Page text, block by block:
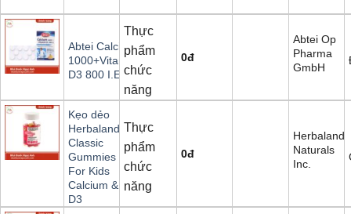
Abtei Calcium
1000+Vitamin
D3 800 I.E.
Thực
phẩm
chức
năng
0đ
Abtei Op
Pharma
GmbH
Kẹo dẻo
Herbaland
Classic
Gummies
For Kids
Calcium &
D3
Thực
phẩm
chức
năng
0đ
Herbaland
Naturals
Inc.